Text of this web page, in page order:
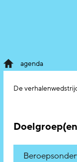
agenda
De